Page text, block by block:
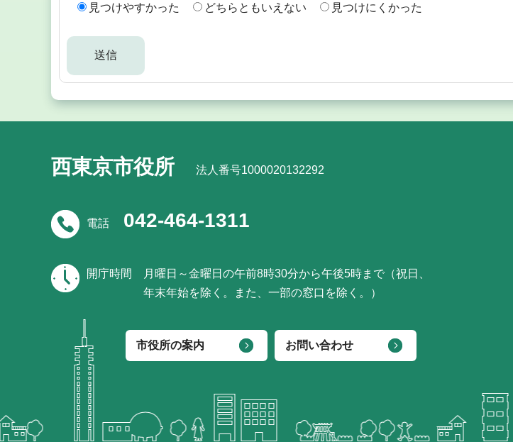
見つけやすかった どちらともいえない 見つけにくかった
西東京市役所 法人番号1000020132292
電話 042-464-1311
開庁時間
月曜日～金曜日の午前8時30分から午後5時まで（祝日、
年末年始を除く。また、一部の窓口を除く。）
市役所の案内 お問い合わせ